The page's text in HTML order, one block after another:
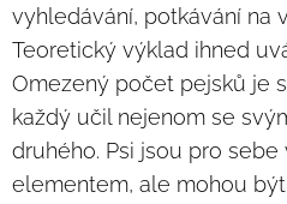
vyhledávání, potkávání na
Teoretický výklad ihned
Omezený počet pejsků je
každý učil nejenom se
druhého. Psi jsou pro
elementem, ale mohou